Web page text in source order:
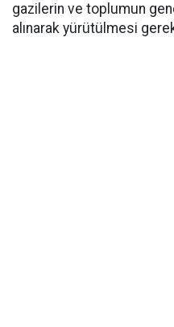
gazilerin ve toplumun
alınarak yürütülmesi